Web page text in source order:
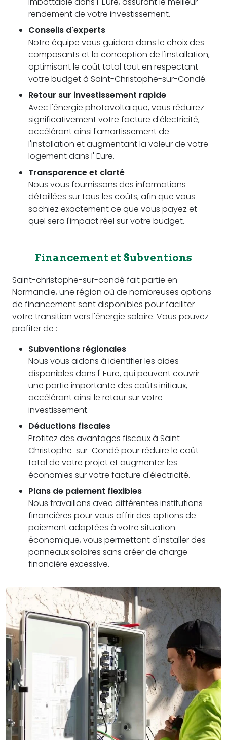
rendement de votre investissement.
Conseils d'experts
Notre équipe vous guidera dans le choix des
composants et la conception de l'installation,
optimisant le coût total tout en respectant
votre budget à Saint-Christophe-sur-Condé.
Retour sur investissement rapide
Avec l'énergie photovoltaïque, vous réduirez
significativement votre facture d'électricité,
accélérant ainsi l'amortissement de
l'installation et augmentant la valeur de votre
logement dans l' Eure.
Transparence et clarté
Nous vous fournissons des informations
détaillées sur tous les coûts, afin que vous
sachiez exactement ce que vous payez et
quel sera l'impact réel sur votre budget.
Financement et Subventions
Saint-christophe-sur-condé fait partie en
Normandie, une région où de nombreuses options
de financement sont disponibles pour faciliter
votre transition vers l'énergie solaire. Vous pouvez
profiter de :
Subventions régionales
Nous vous aidons à identifier les aides
disponibles dans l' Eure, qui peuvent couvrir
une partie importante des coûts initiaux,
accélérant ainsi le retour sur votre
investissement.
Déductions fiscales
Profitez des avantages fiscaux à Saint-
Christophe-sur-Condé pour réduire le coût
total de votre projet et augmenter les
économies sur votre facture d'électricité.
Plans de paiement flexibles
Nous travaillons avec différentes institutions
financières pour vous offrir des options de
paiement adaptées à votre situation
économique, vous permettant d'installer des
panneaux solaires sans créer de charge
financière excessive.